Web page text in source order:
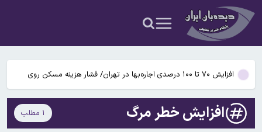
حمله حسین شریعتمداری به پیمان سه گانه پاکستان،عربستان،ترکیه/
سران این سه کشور در قتل عام غزه دست داشتند
رمضان‌زاده: عربستان جرأت مخالفت با پیشنهاد ایران برای پیوستن به
«پیمان مکه» را ندارد؛ باید تبلیغ کنیم این پیمان ضداسرائیلی است، نه
ضدایرانی
افزایش ۷۰ تا ۱۰۰ درصدی اجاره‌بها در تهران/ فشار هزینه مسکن روی
دوش مستاجران تشدید شد
قرص آزمایشی که می‌تواند درمان HIV را متحول کند
دستور بازرسی فوری هواپیمای بوئینگ ۷۳۷ مکس صادر شد
افزایش خطر مرگ ۱ مطلب